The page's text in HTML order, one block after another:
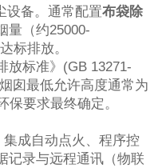
设备。通常配置布袋除
量（约25000-
标排放。
放标准》(GB 13271-
囱最低允许高度通常为
保要求最终确定。
集成自动点火、程序控
记录与远程通讯（物联